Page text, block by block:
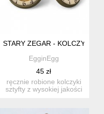
STARY ZEGAR - KOLCZYKI
EgginEgg
45 zł
ręcznie robione kolczyki
sztyfty z wysokiej jakości